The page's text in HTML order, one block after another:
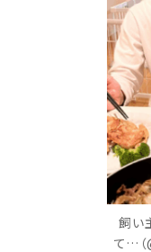
飼い
て…